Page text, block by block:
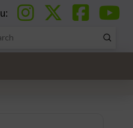
Submit